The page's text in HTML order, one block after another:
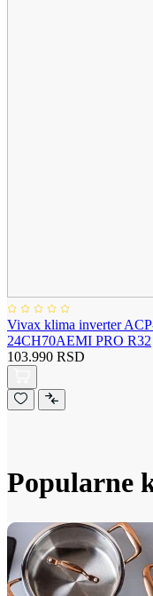
Vivax klima inverter
24CH70AEMI PRO R32
103.990 RSD
Popularne